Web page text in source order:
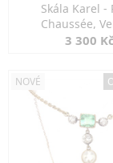
Skála Karel -
Chaussée,
3 300 Kč
NOVÉ